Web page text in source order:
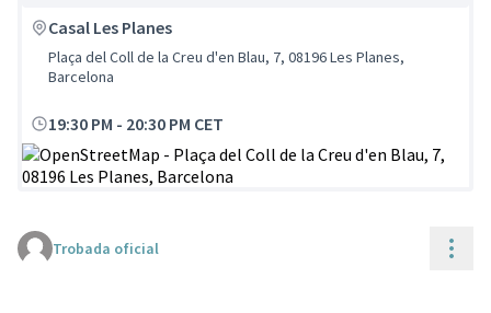
Casal Les Planes
Plaça del Coll de la Creu d'en Blau, 7, 08196 Les Planes,
Barcelona
19:30 PM - 20:30 PM CET
Trobada oficial